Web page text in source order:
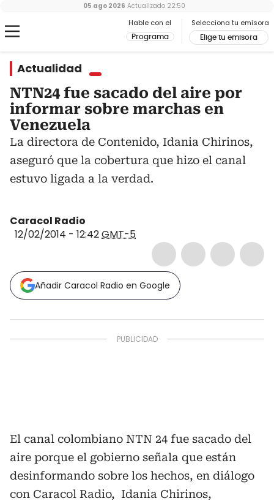
Hable con el
Programa
Selecciona tu emisora
Elige tu emisora
05 ago 2026 Actualizado 22:50
Actualidad
NTN24 fue sacado del aire por
informar sobre marchas en
Venezuela
La directora de Contenido, Idania Chirinos,
aseguró que la cobertura que hizo el canal
estuvo ligada a la verdad.
Caracol Radio
12/02/2014 - 12:42GMT-5
Añadir Caracol Radio en Google
El canal colombiano NTN 24 fue sacado del
aire porque el gobierno señala que están
desinformando sobre los hechos, en diálogo
con Caracol Radio, Idania Chirinos,